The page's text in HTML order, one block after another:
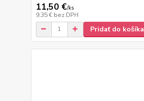
11,50 €/ks
9,35 € bez DPH
Pridať do košíka